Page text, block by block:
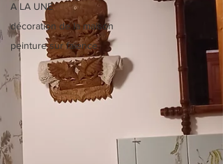
A LA UNE
décoration de la maison
peinture sur faïence